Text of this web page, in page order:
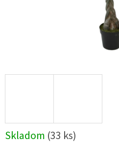
Skladom (33 ks)